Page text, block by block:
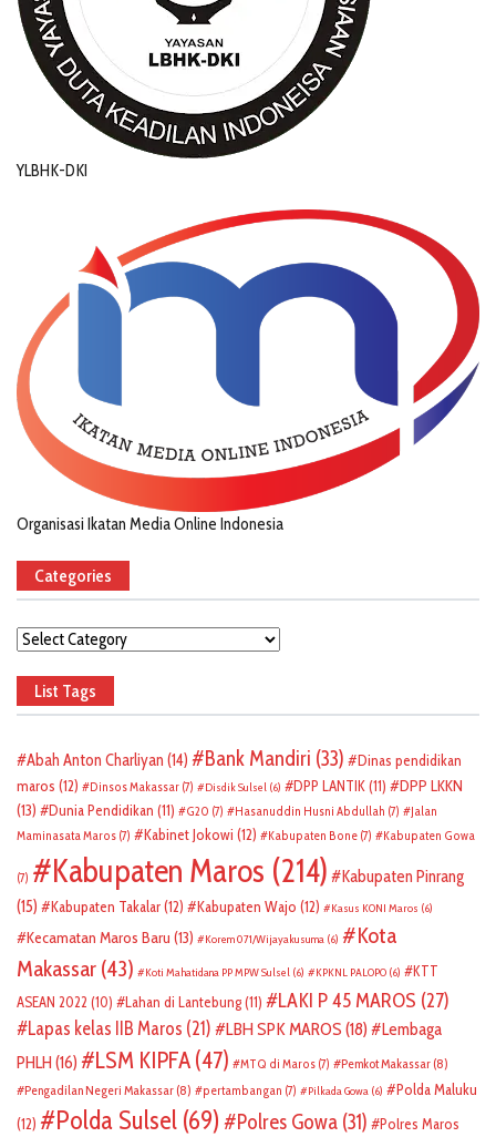
YLBHK-DKI
Organisasi Ikatan Media Online Indonesia
Categories
Categories
List Tags
Abah Anton Charliyan (14) Bank Mandiri (33)
Dinas pendidikan
maros (12) Dinsos Makassar (7) Disdik Sulsel (6) DPP LANTIK(11)
DPP LKKN
(13)
Dunia Pendidikan (11) G20 (7) Hasanuddin Husni Abdullah (7)
Jalan
Maminasata Maros (7) Kabinet Jokowi (12) Kabupaten Bone (7) Kabupaten Gowa
(7) Kabupaten Maros (214)
Kabupaten Pinrang
(15)
Kabupaten Takalar(12) Kabupaten Wajo (12) Kasus KONI Maros (6)
Kecamatan Maros Baru (13) Korem 071/Wijayakusuma (6)
Kota
Makassar (43) Koti Mahatidana PP MPW Sulsel (6) KPKNL PALOPO (6)
KTT
ASEAN 2022 (10) Lahan di Lantebung(11) LAKI P 45 MAROS (27)
Lapas kelas IIB Maros (21) LBH SPK MAROS (18)
Lembaga
PHLH (16) LSM KIPFA (47) MTQ di Maros (7) Pemkot Makassar (8)
Pengadilan Negeri Makassar (8) pertambangan (7) Pilkada Gowa (6)
Polda Maluku
(12)
Polda Sulsel (69) Polres Gowa (31)
Polres Maros